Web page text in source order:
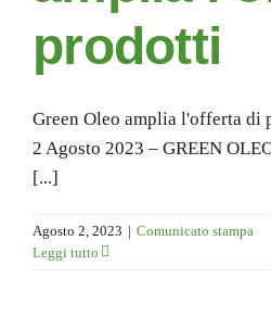
prodotti
Green Oleo amplia l'offerta di
2 Agosto 2023 – GREEN
[...]
Agosto 2, 2023 | Comunicato stampa
Leggi tutto